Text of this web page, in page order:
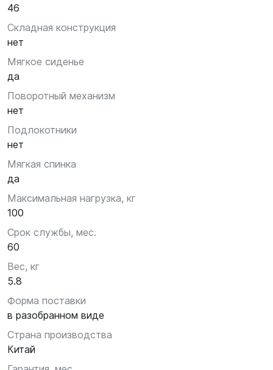
46
Складная конструкция
нет
Мягкое сиденье
да
Поворотный механизм
нет
Подлокотники
нет
Мягкая спинка
да
Максимальная нагрузка, кг
100
Срок службы, мес.
60
Вес, кг
5.8
Форма поставки
в разобранном виде
Страна производства
Китай